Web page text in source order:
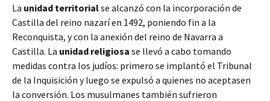
La unidad territorialse alcanzó con la incorporación de
Castilla del reino nazarí en 1492, poniendo fin a la
Reconquista, y con la anexión del reino de Navarra a
Castilla. La unidad religiosa se llevó a cabo tomando
medidas contra los judíos: primero se implantó el Tribunal
de la Inquisición y luego se expulsó a quienes no aceptasen
la conversión. Los musulmanes también sufrieron